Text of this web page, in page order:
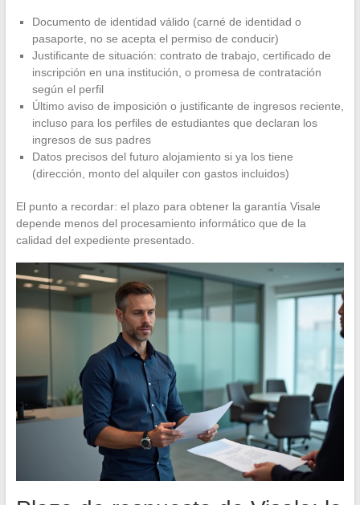
Documento de identidad válido (carné de identidad o
pasaporte, no se acepta el permiso de conducir)
Justificante de situación: contrato de trabajo, certificado de
inscripción en una institución, o promesa de contratación
según el perfil
Último aviso de imposición o justificante de ingresos reciente,
incluso para los perfiles de estudiantes que declaran los
ingresos de sus padres
Datos precisos del futuro alojamiento si ya los tiene
(dirección, monto del alquiler con gastos incluidos)
El punto a recordar: el plazo para obtener la garantía Visale
depende menos del procesamiento informático que de la
calidad del expediente presentado.